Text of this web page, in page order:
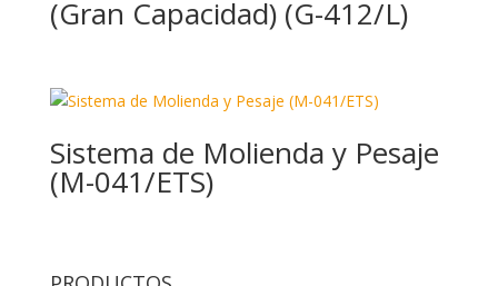
(Gran Capacidad) (G-412/L)
Sistema de Molienda y Pesaje
(M-041/ETS)